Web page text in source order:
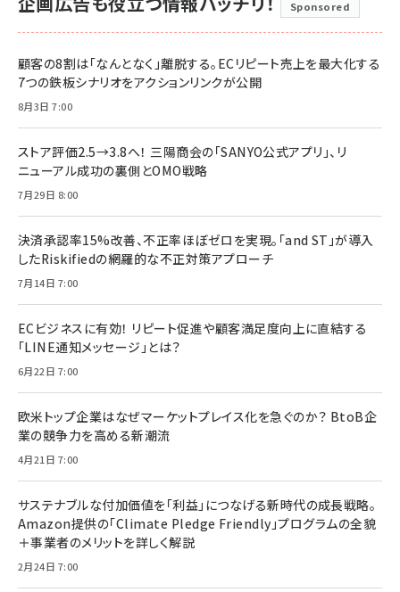
Sponsored
顧客の8割は「なんとなく」離脱する。ECリピート売上を最大化する
7つの鉄板シナリオをアクションリンクが公開
8月3日 7:00
ストア評価2.5→3.8へ！ 三陽商会の「SANYO公式アプリ」、リ
ニューアル成功の裏側とOMO戦略
7月29日 8:00
決済承認率15%改善、不正率ほぼゼロを実現。「and ST」が導入
したRiskifiedの網羅的な不正対策アプローチ
7月14日 7:00
ECビジネスに有効！ リピート促進や顧客満足度向上に直結する
「LINE通知メッセージ」とは？
6月22日 7:00
欧米トップ企業はなぜマーケットプレイス化を急ぐのか？ BtoB企
業の競争力を高める新潮流
4月21日 7:00
サステナブルな付加価値を「利益」につなげる新時代の成長戦略。
Amazon提供の「Climate Pledge Friendly」プログラムの全貌
＋事業者のメリットを詳しく解説
2月24日 7:00